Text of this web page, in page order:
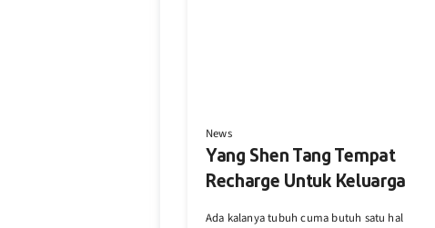
News
Yang Shen Tang Tempat
Recharge Untuk Keluarga
Ada kalanya tubuh cuma butuh satu hal